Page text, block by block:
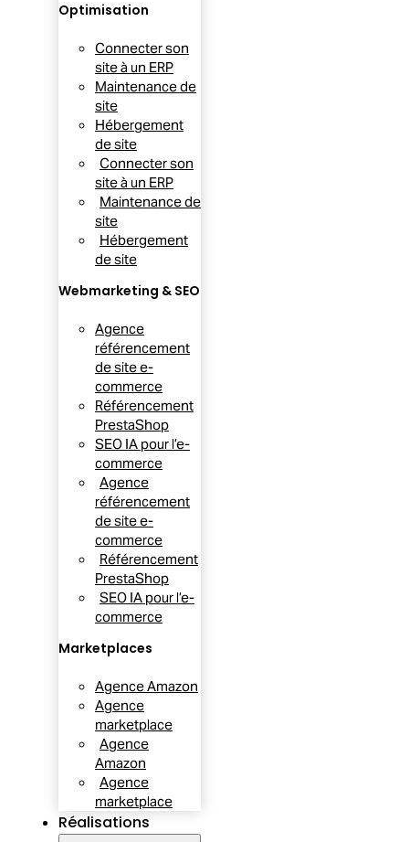
Optimisation
Connecter son
site à un ERP
Maintenance de
site
Hébergement
de site
Connecter son
site à un ERP
Maintenance de
site
Hébergement
de site
Webmarketing & SEO
Agence
référencement
de site e-
commerce
Référencement
PrestaShop
SEO IA pour l’e-
commerce
Agence
référencement
de site e-
commerce
Référencement
PrestaShop
SEO IA pour l’e-
commerce
Marketplaces
Agence Amazon
Agence
marketplace
Agence
Amazon
Agence
marketplace
Réalisations